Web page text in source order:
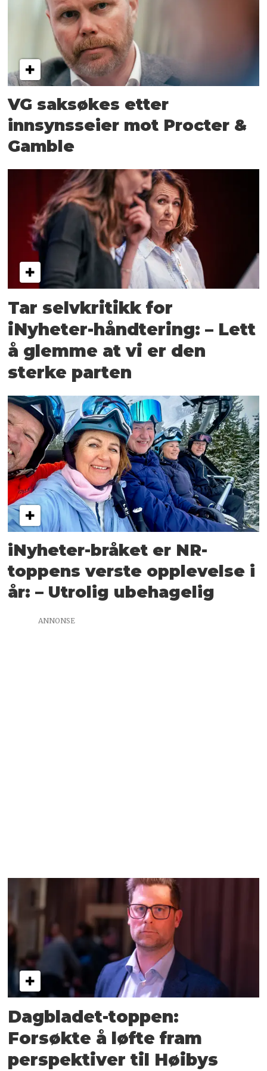
VG saksøkes etter
innsynsseier mot Procter &
Gamble
Tar selvkritikk for
iNyheter-håndtering: – Lett
å glemme at vi er den
sterke parten
iNyheter-bråket er NR-
toppens verste opplevelse i
år: – Utrolig ubehagelig
ANNONSE
Dagbladet-toppen:
Forsøkte å løfte fram
perspektiver til Høibys